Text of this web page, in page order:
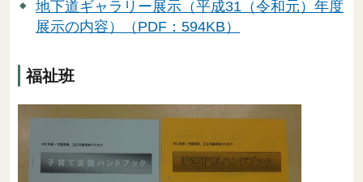
地下道ギャラリー展示（平成31（令和元）年度
展示の内容）（PDF：594KB）
福祉班